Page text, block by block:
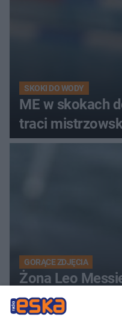
SKOKI DO WODY
ME w skokach
traci
GORĄCE ZDJĘCIA
Żona Leo
poruszenie w
Roccuzzo